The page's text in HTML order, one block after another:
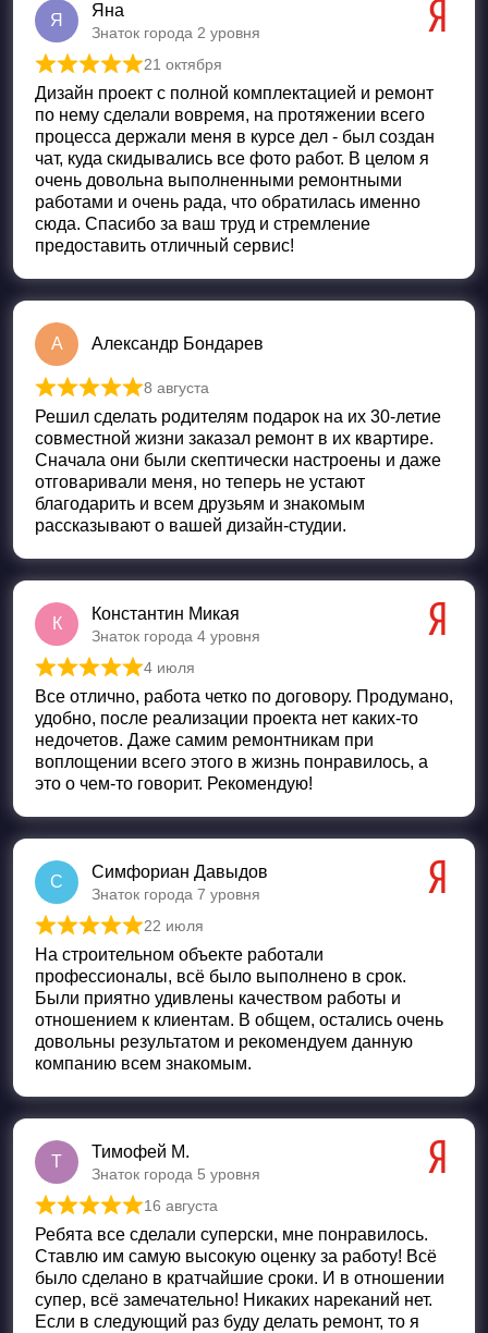
Я
Яна
Знаток города 2 уровня
Оценка
21 октября
Дизайн проект с полной комплектацией и ремонт
по нему сделали вовремя, на протяжении всего
процесса держали меня в курсе дел - был создан
чат, куда скидывались все фото работ. В целом я
очень довольна выполненными ремонтными
работами и очень рада, что обратилась именно
сюда. Спасибо за ваш труд и стремление
предоставить отличный сервис!
А Александр Бондарев
Оценка из 5
8 августа
Решил сделать родителям подарок на их 30-летие
совместной жизни заказал ремонт в их квартире.
Сначала они были скептически настроены и даже
отговаривали меня, но теперь не устают
благодарить и всем друзьям и знакомым
рассказывают о вашей дизайн-студии.
К
Константин Микая
Знаток города 4 уровня
Оценка
4 июля
Все отлично, работа четко по договору. Продумано,
удобно, после реализации проекта нет каких-то
недочетов. Даже самим ремонтникам при
воплощении всего этого в жизнь понравилось, а
это о чем-то говорит. Рекомендую!
С
Симфориан Давыдов
Знаток города 7 уровня
Оценка
22 июля
На строительном объекте работали
профессионалы, всё было выполнено в срок.
Были приятно удивлены качеством работы и
отношением к клиентам. В общем, остались очень
довольны результатом и рекомендуем данную
компанию всем знакомым.
Т
Тимофей М.
Знаток города 5 уровня
Оценка из 5
16 августа
Ребята все сделали суперски, мне понравилось.
Ставлю им самую высокую оценку за работу! Всё
было сделано в кратчайшие сроки. И в отношении
супер, всё замечательно! Никаких нареканий нет.
Если в следующий раз буду делать ремонт, то я